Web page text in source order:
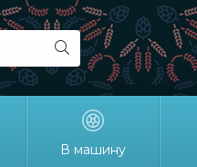
В машину